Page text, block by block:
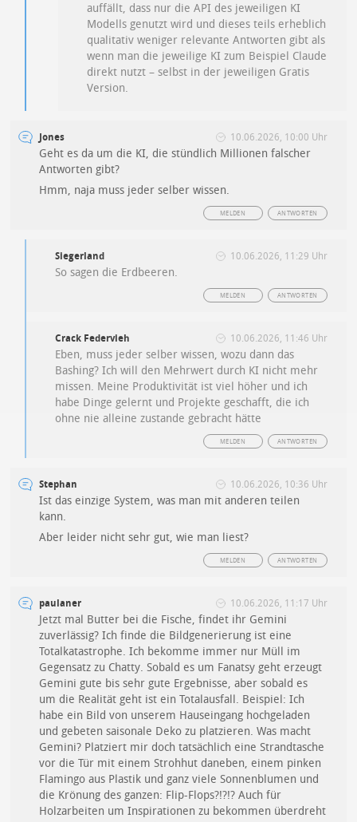
auffällt, dass nur die API des jeweiligen KI
Modells genutzt wird und dieses teils erheblich
qualitativ weniger relevante Antworten gibt als
wenn man die jeweilige KI zum Beispiel Claude
direkt nutzt – selbst in der jeweiligen Gratis
Version.
Jones 10.06.2026, 10:00 Uhr
Geht es da um die KI, die stündlich Millionen falscher
Antworten gibt?
Hmm, naja muss jeder selber wissen.
ANTWORTEN
MELDEN
Siegerland 10.06.2026, 11:29 Uhr
So sagen die Erdbeeren.
ANTWORTEN
MELDEN
Crack Federvieh 10.06.2026, 11:46 Uhr
Eben, muss jeder selber wissen, wozu dann das
Bashing? Ich will den Mehrwert durch KI nicht mehr
missen. Meine Produktivität ist viel höher und ich
habe Dinge gelernt und Projekte geschafft, die ich
ohne nie alleine zustande gebracht hätte
ANTWORTEN
MELDEN
Stephan 10.06.2026, 10:36 Uhr
Ist das einzige System, was man mit anderen teilen
kann.
Aber leider nicht sehr gut, wie man liest?
ANTWORTEN
MELDEN
paulaner 10.06.2026, 11:17 Uhr
Jetzt mal Butter bei die Fische, findet ihr Gemini
zuverlässig? Ich finde die Bildgenerierung ist eine
Totalkatastrophe. Ich bekomme immer nur Müll im
Gegensatz zu Chatty. Sobald es um Fanatsy geht erzeugt
Gemini gute bis sehr gute Ergebnisse, aber sobald es
um die Realität geht ist ein Totalausfall. Beispiel: Ich
habe ein Bild von unserem Hauseingang hochgeladen
und gebeten saisonale Deko zu platzieren. Was macht
Gemini? Platziert mir doch tatsächlich eine Strandtasche
vor die Tür mit einem Strohhut daneben, einem pinken
Flamingo aus Plastik und ganz viele Sonnenblumen und
die Krönung des ganzen: Flip-Flops?!?!? Auch für
Holzarbeiten um Inspirationen zu bekommen überdreht